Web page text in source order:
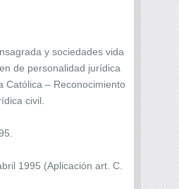
y sociedades vida
de personalidad jurídica
Católica – Reconocimiento
civil.
1995 (Aplicación art. C.